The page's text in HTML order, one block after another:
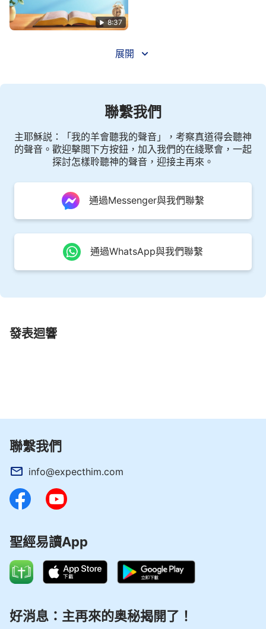
能拒絶。下次的發聲或許是藉着我，或許是藉着你，
又或許是藉着他，無論是誰都是神恩待，但不管是誰
能是神，我們也絶不會選這樣一個普通的人作我們的
的，這樣一個小小的人豈能勝任如此重要而艱
那是何等的榮耀！豈能悄悄地藏匿于一班普通的人中
在作着拯救我們的新工作。他不向我們表白什麽，也
不向我們道明來意，只是按着他的計劃、步驟作着他
要作的工作。他的發聲、説話越來越頻繁，從安慰、
勸勉、提醒、警示到責備、管教，從口氣温柔、祥和
到言詞激烈、威嚴，無不讓人備受憐憫又心驚膽戰。
容，也讓我們羞愧難當。我們開始懷疑這個人心裏的
不甘心將自己的前途命運都交給這個小小的人來掌
管。我們從他的身上享受着源源不斷的活水供應，我
們藉着他過着神與人面對面的生活，我們只感謝天上
的 主耶穌 的恩待，却從來就不理睬這個帶着神性的普
發表着心聲，似乎感受不到人類對他的弃絶，似乎他
會永遠饒恕人的幼小、無知，永遠寬容人對他的無禮
態度。
神一個又一個的作工步驟之中，我們經歷了無數的試
8:37
展開
聯繫我們
主耶穌説：「我的羊會聽我的聲音」，考察真道得会聽神
的聲音。歡迎擊閲下方按鈕，加入我們的在綫聚會，一起
探討怎樣聆聽神的聲音，迎接主再來。
通過Messenger與我們聯繫
通過WhatsApp與我們聯繫
發表迴響
聯繫我們
info@expecthim.com
聖經易讀App
好消息：主再來的奥秘揭開了！